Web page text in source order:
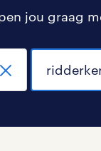
jou graag